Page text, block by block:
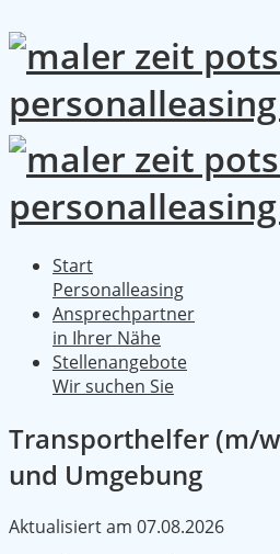
Start
Personalleasing
Ansprechpartner
in Ihrer Nähe
Stellenangebote
Wir suchen Sie
Transporthelfer (m/
und Umgebung
Aktualisiert am 07.08.2026